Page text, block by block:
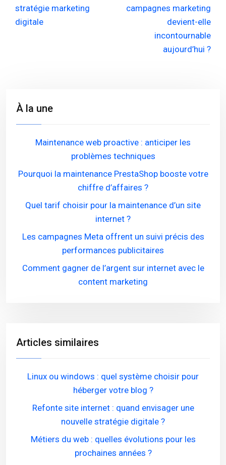
stratégie marketing
digitale
campagnes marketing
devient-elle
incontournable
aujourd’hui ?
À la une
Maintenance web proactive : anticiper les
problèmes techniques
Pourquoi la maintenance PrestaShop booste votre
chiffre d’affaires ?
Quel tarif choisir pour la maintenance d’un site
internet ?
Les campagnes Meta offrent un suivi précis des
performances publicitaires
Comment gagner de l’argent sur internet avec le
content marketing
Articles similaires
Linux ou windows : quel système choisir pour
héberger votre blog ?
Refonte site internet : quand envisager une
nouvelle stratégie digitale ?
Métiers du web : quelles évolutions pour les
prochaines années ?